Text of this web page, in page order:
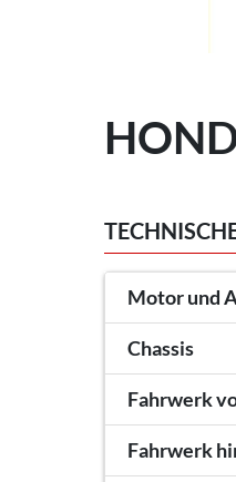
Motor und
Chassis
Fahrwerk
Fahrwerk